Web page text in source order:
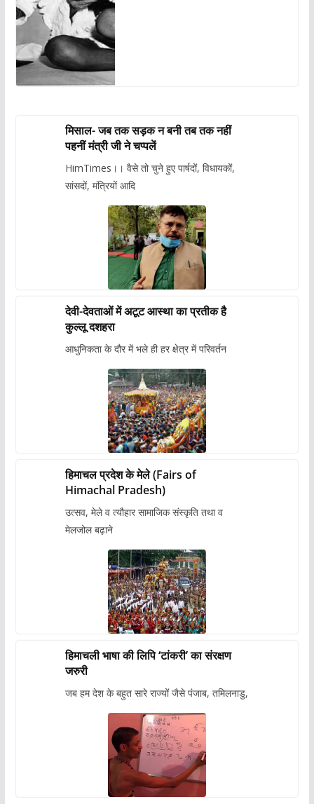
मिसाल- जब तक सड़क न बनी तब तक नहीं
पहनीं मंत्री जी ने चप्पलें
HimTimes।। वैसे तो चुने हुए पार्षदों, विधायकों,
सांसदों, मंत्रियों आदि
देवी-देवताओं में अटूट आस्था का प्रतीक है
कुल्लू दशहरा
आधुनिकता के दौर में भले ही हर क्षेत्र में परिवर्तन
हिमाचल प्रदेश के मेले (Fairs of
Himachal Pradesh)
उत्सव, मेले व त्यौहार सामाजिक संस्कृति तथा व
मेलजोल बढ़ाने
हिमाचली भाषा की लिपि ‘टांकरी’ का संरक्षण
जरुरी
जब हम देश के बहुत सारे राज्यों जैसे पंजाब, तमिलनाडु,